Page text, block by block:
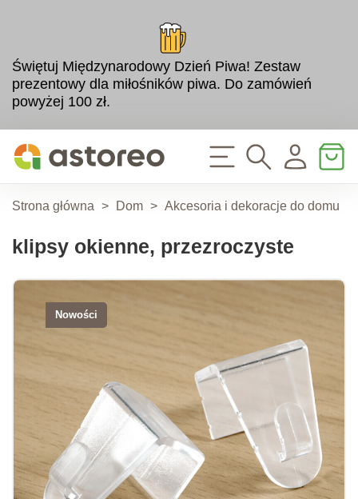
Świętuj Międzynarodowy Dzień Piwa! Zestaw
prezentowy dla miłośników piwa. Do zamówień
powyżej 100 zł.
Strona główna > Dom > Akcesoria i dekoracje do domu
klipsy okienne, przezroczyste
Nowości